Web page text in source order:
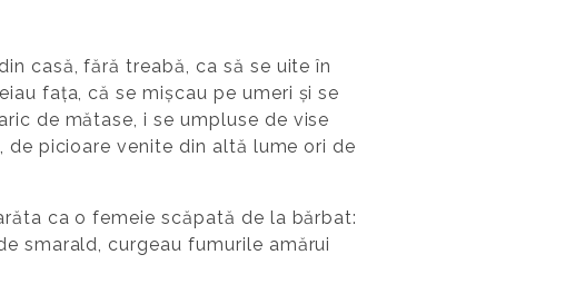
casă, fără treabă, ca să se uite în
fața, că se mișcau pe umeri și se
de mătase, i se umpluse de vise
picioare venite din altă lume ori de
ca o femeie scăpată de la bărbat:
smarald, curgeau fumurile amărui